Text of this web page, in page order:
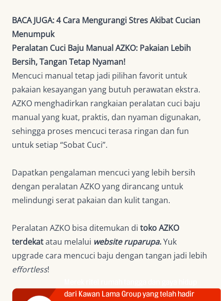
BACA JUGA:4 Cara Mengurangi Stres Akibat Cucian
Menumpuk
Peralatan Cuci Baju Manual AZKO: Pakaian Lebih
Bersih, Tangan Tetap Nyaman!
Mencuci manual tetap jadi pilihan favorit untuk
pakaian kesayangan yang butuh perawatan ekstra.
AZKO menghadirkan rangkaian peralatan cuci baju
manual yang kuat, praktis, dan nyaman digunakan,
sehingga proses mencuci terasa ringan dan fun
untuk setiap “Sobat Cuci”.
Dapatkan pengalaman mencuci yang lebih bersih
dengan peralatan AZKO yang dirancang untuk
melindungi serat pakaian dan kulit tangan.
Peralatan AZKO bisa ditemukan di toko AZKO
terdekatatau melalui website ruparupa.Yuk
upgrade cara mencuci baju dengan tangan jadi lebih
effortless!
dari Kawan Lama Group yang telah hadir